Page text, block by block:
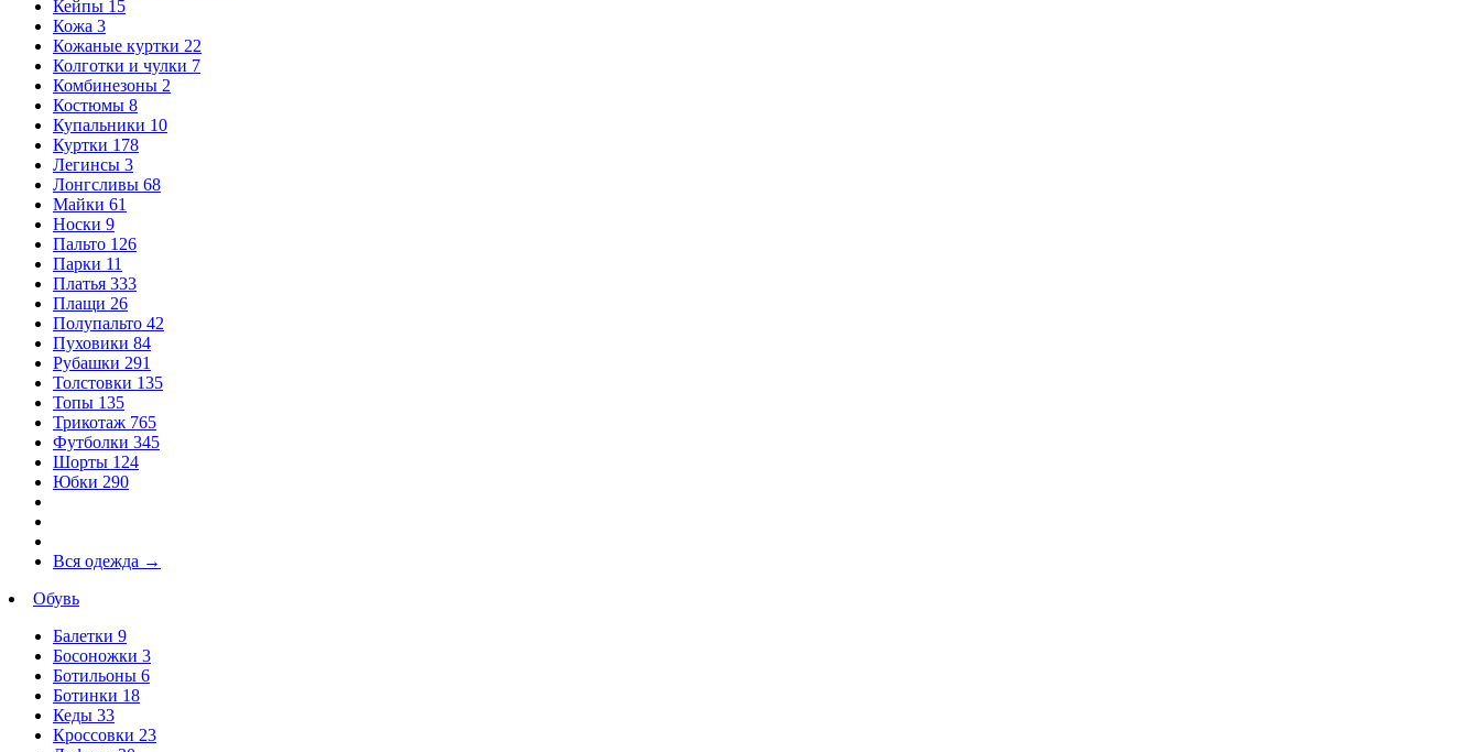
Кейпы 15
Кожа 3
Кожаные куртки 22
Колготки и чулки 7
Комбинезоны 2
Костюмы 8
Купальники 10
Куртки 178
Легинсы 3
Лонгсливы 68
Майки 61
Носки 9
Пальто 126
Парки 11
Платья 333
Плащи 26
Полупальто 42
Пуховики 84
Рубашки 291
Толстовки 135
Топы 135
Трикотаж 765
Футболки 345
Шорты 124
Юбки 290
Вся одежда →
Обувь
Балетки 9
Босоножки 3
Ботильоны 6
Ботинки 18
Кеды 33
Кроссовки 23